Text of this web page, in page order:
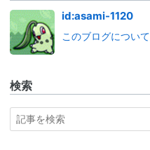
id:asami-1120
このブログについて
検索